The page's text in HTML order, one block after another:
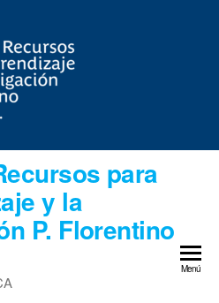
para
y la
P. Florentino
Menú